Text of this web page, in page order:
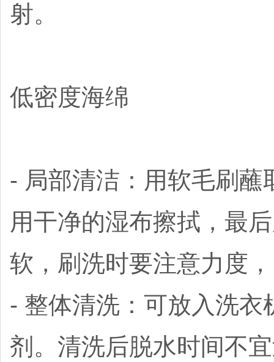
射。
低密度海绵
- 局部清洁：用软毛刷
用干净的湿布擦拭，最
软，刷洗时要注意力度
- 整体清洗：可放入洗
剂。清洗后脱水时间不